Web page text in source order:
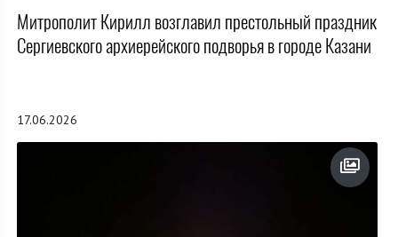
Митрополит Кирилл возглавил престольный праздник
Сергиевского архиерейского подворья в городе Казани
17.06.2026